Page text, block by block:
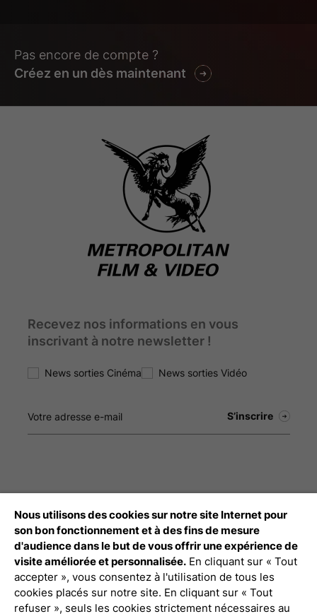
13-VOD-2160x2880 13-VOD-2160x3240
Pas encore de compte ?
Créez en un dès maintenant
Recevez nos informations en vous
inscrivant à notre newsletter !
News sorties Cinéma News sorties Vidéo
Débloquez tout le contenu à télécharger
Connexion Pro
Nous utilisons des cookies sur notre site Internet pour
son bon fonctionnement et à des fins de mesure
d'audience dans le but de vous offrir une expérience de
visite améliorée et personnalisée. En cliquant sur « Tout
accepter », vous consentez à l'utilisation de tous les
cookies placés sur notre site. En cliquant sur « Tout
refuser », seuls les cookies strictement nécessaires au